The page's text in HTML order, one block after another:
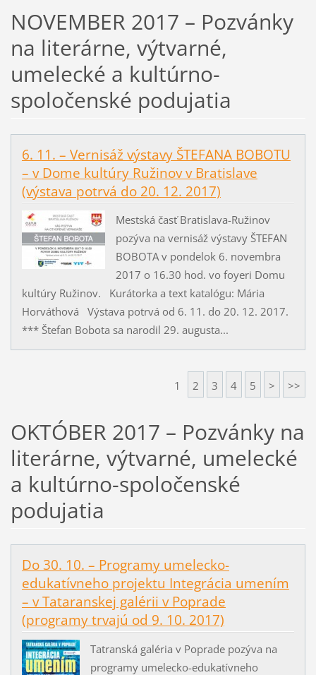
NOVEMBER 2017 – Pozvánky
na literárne, výtvarné,
umelecké a kultúrno-
spoločenské podujatia
6. 11. – Vernisáž výstavy ŠTEFANA BOBOTU
– v Dome kultúry Ružinov v Bratislave
(výstava potrvá do 20. 12. 2017)
Mestská časť Bratislava-Ružinov
pozýva na vernisáž výstavy ŠTEFAN
BOBOTA v pondelok 6. novembra
2017 o 16.30 hod. vo foyeri Domu
kultúry Ružinov. Kurátorka a text katalógu: Mária
Horváthová Výstava potrvá od 6. 11. do 20. 12. 2017.
*** Štefan Bobota sa narodil 29. augusta...
1 2 3 4 5 > >>
OKTÓBER 2017 – Pozvánky na
literárne, výtvarné, umelecké
a kultúrno-spoločenské
podujatia
Do 30. 10. – Programy umelecko-
edukatívneho projektu Integrácia umením
– v Tataranskej galérii v Poprade
(programy trvajú od 9. 10. 2017)
Tatranská galéria v Poprade pozýva na
programy umelecko-edukatívneho